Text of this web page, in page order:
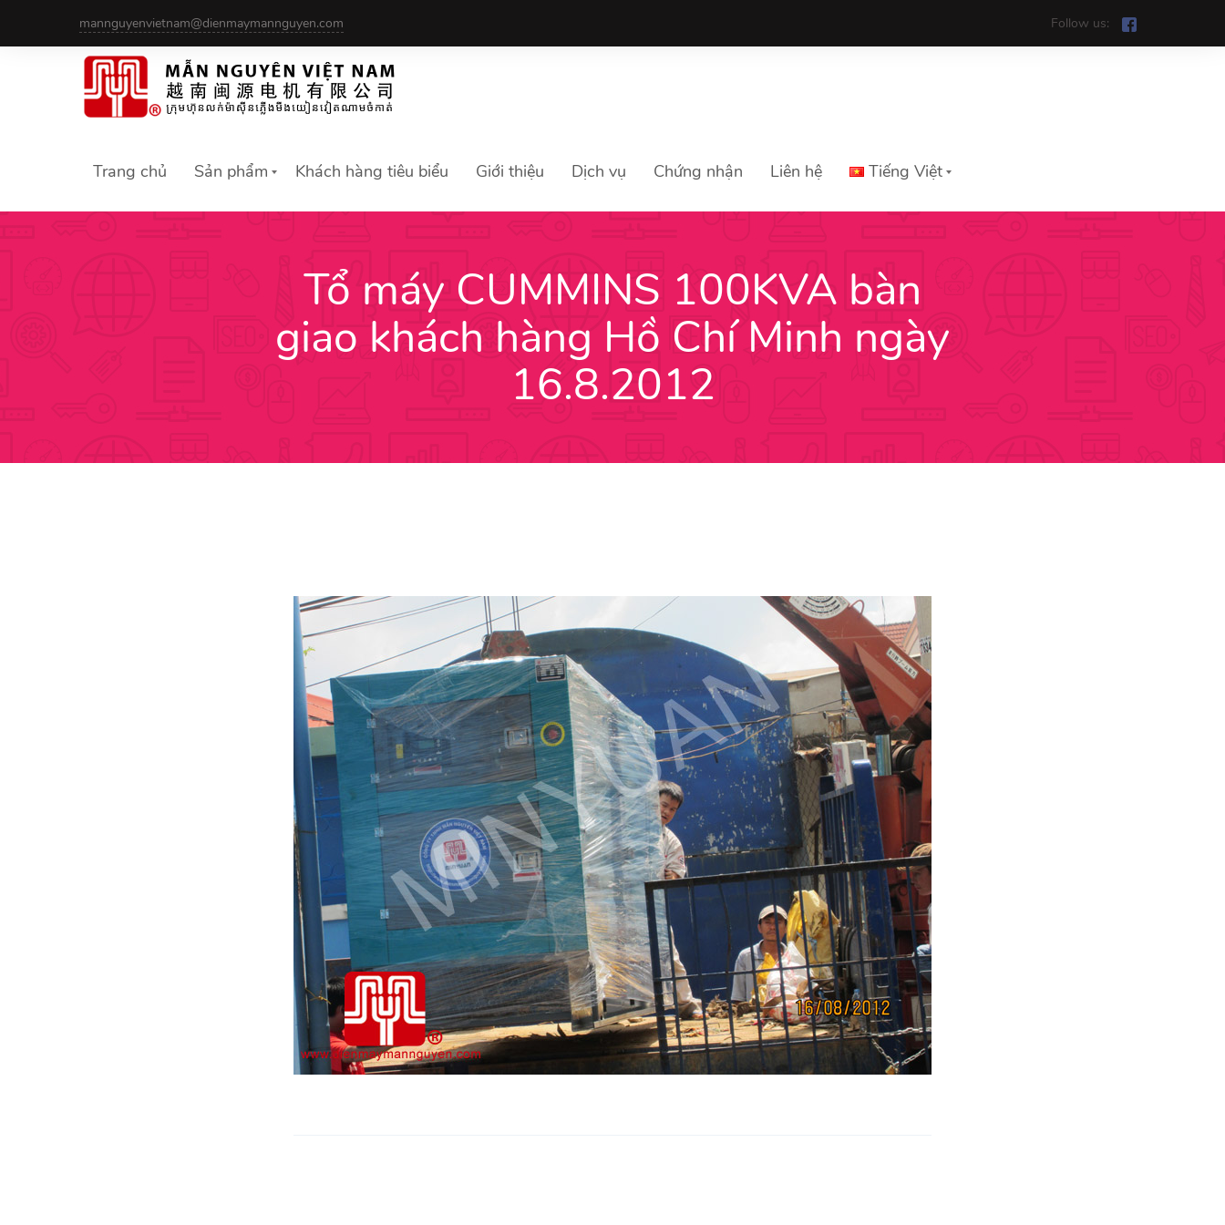
mannguyenvietnam@dienmaymannguyen.com Follow us:
Trang chủ Sản phẩm Khách hàng tiêu biểu Giới thiệu Dịch vụ Chứng nhận Liên hệ Tiếng Việt
Tiếng Việt
English
中文
Tổ máy CUMMINS 100KVA bàn
giao khách hàng Hồ Chí Minh ngày
16.8.2012